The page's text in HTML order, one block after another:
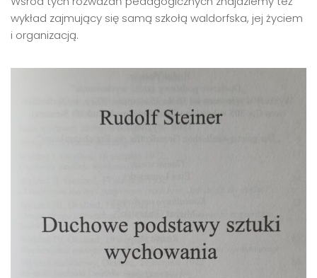
wykład zajmujący się samą szkołą waldorfska, jej życiem
i organizacją.